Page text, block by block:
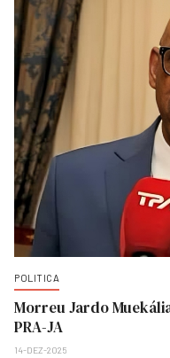
POLITICA
Morreu Jardo
PRA-JA
14-DEZ-2025